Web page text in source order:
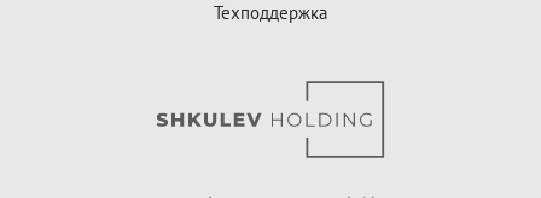
Техподдержка